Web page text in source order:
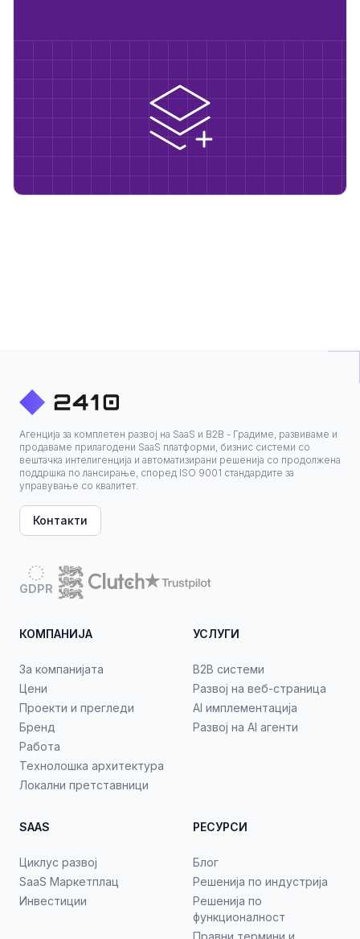
Агенција за комплетен развој на SaaS и B2B - Градиме, развиваме и
продаваме прилагодени SaaS платформи, бизнис системи со
вештачка интелигенција и автоматизирани решенија со продолжена
поддршка по лансирање, според ISO 9001 стандардите за
управување со квалитет.
Контакти
GDPR
КОМПАНИЈА
За компанијата
Цени
Проекти и прегледи
Бренд
Работа
Технолошка архитектура
Локални претставници
УСЛУГИ
B2B системи
Развој на веб-страница
AI имплементација
Развој на AI агенти
SAAS
Циклус развој
SaaS Маркетплац
Инвестиции
РЕСУРСИ
Блог
Решенија по индустрија
Решенија по
функционалност
Правни термини и